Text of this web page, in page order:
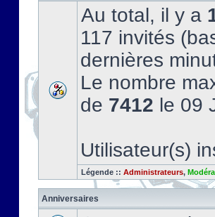
Au total, il y a
117 invités
dernières
Le nombre
de 7412 le 09
Utilisateur(s)
Légende :: Administrateurs,
Anniversaires